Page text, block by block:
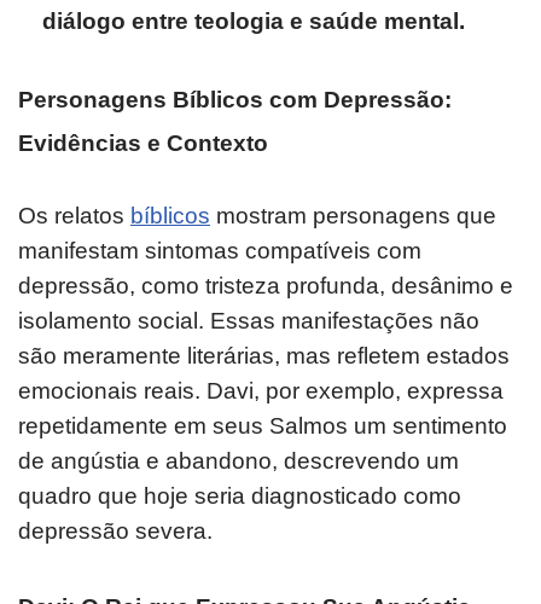
diálogo entre teologia e saúde mental.
Personagens Bíblicos com Depressão:
Evidências e Contexto
Os relatos bíblicos mostram personagens que
manifestam sintomas compatíveis com
depressão, como tristeza profunda, desânimo e
isolamento social. Essas manifestações não
são meramente literárias, mas refletem estados
emocionais reais. Davi, por exemplo, expressa
repetidamente em seus Salmos um sentimento
de angústia e abandono, descrevendo um
quadro que hoje seria diagnosticado como
depressão severa.